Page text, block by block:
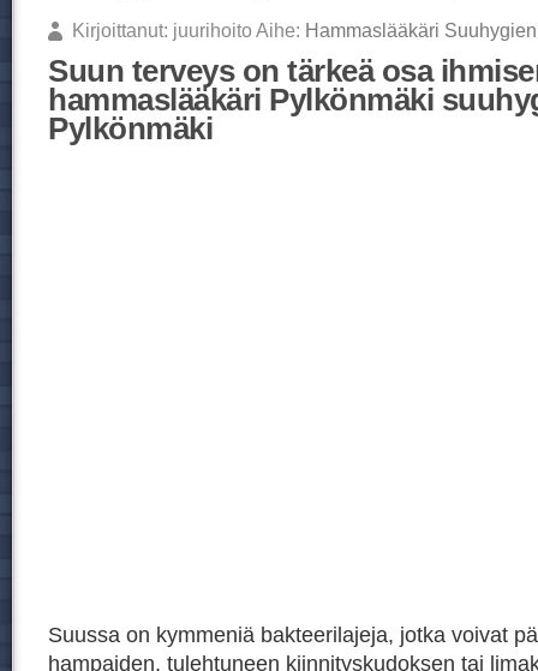
Kirjoittanut: juurihoito Aihe: Hammaslääkäri
Suun terveys on tärkeä osa
hammaslääkäri Pylkönmäki
Pylkönmäki
Suussa on kymmeniä bakteerilajeja, jotka voivat
hampaiden, tulehtuneen kiinnityskudoksen tai